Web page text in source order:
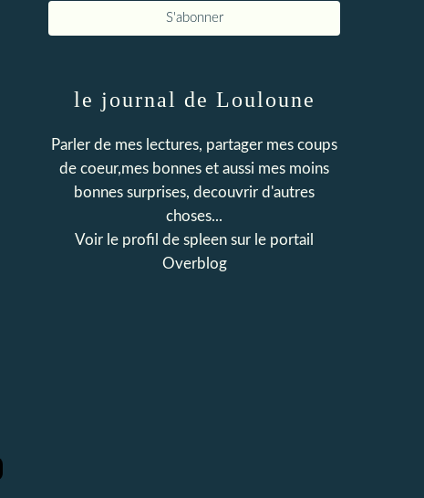
le journal de Louloune
Parler de mes lectures, partager mes coups
de coeur,mes bonnes et aussi mes moins
bonnes surprises, decouvrir d'autres
choses...
Voir le profil de spleen sur le portail
Overblog